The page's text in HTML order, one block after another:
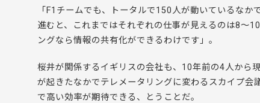
「F1チームでも、トータルで150人が動いているな
進むと、これまではそれぞれの仕事が見えるのは8～
ングなら情報の共有化ができるわけです」。
桜井が関係するイギリスの会社も、10年前の4人から
が起きたなかでテレメータリングに変わるスカイプ会
で高い効率が期待できる、とうことだ。